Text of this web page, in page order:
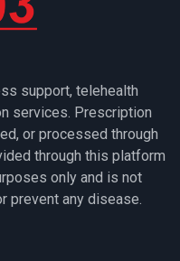
support, telehealth
services. Prescription
or processed through
through this platform
only and is not
prevent any disease.